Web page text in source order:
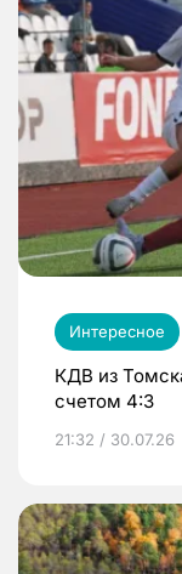
Интересное
КДВ из
счетом 4:3
21:32 / 30.07.26